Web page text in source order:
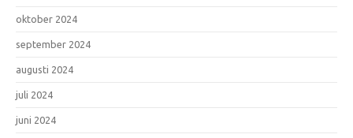
oktober 2024
september 2024
augusti 2024
juli 2024
juni 2024